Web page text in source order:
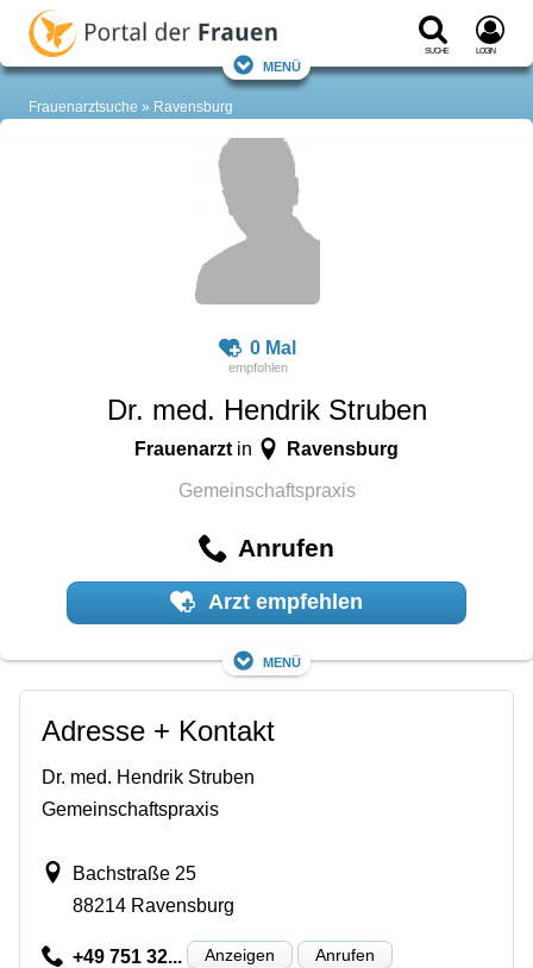
Suche Login
Menü
Frauenarztsuche Ravensburg
0 Mal
Dr. med. Hendrik Struben
Frauenarztin Ravensburg
Gemeinschaftspraxis
Anrufen
Arzt empfehlen
Menü
Adresse + Kontakt
Dr. med. Hendrik Struben
Gemeinschaftspraxis
Bachstraße 25
88214 Ravensburg
+49 751 32... Anzeigen Anrufen